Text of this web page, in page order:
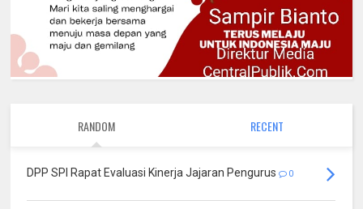
RANDOM RECENT
DPP SPI Rapat Evaluasi Kinerja Jajaran Pengurus 0